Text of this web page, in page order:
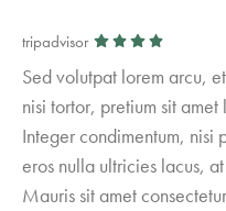
tripadvisor
Sed volutpat lorem arcu,
nisi tortor, pretium sit
Integer condimentum, nisi
eros nulla ultricies lacus,
Mauris sit amet